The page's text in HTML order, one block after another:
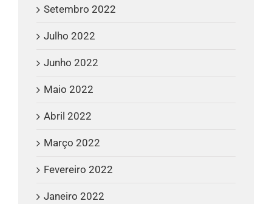
Setembro 2022
Julho 2022
Junho 2022
Maio 2022
Abril 2022
Março 2022
Fevereiro 2022
Janeiro 2022